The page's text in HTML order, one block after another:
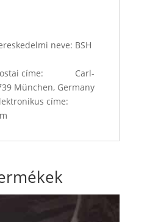
neve: BSH
postai címe: Carl-
München, Germany
címe: